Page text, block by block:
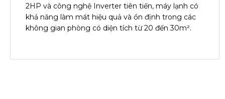
2HP và công nghệ Inverter tiên tiến, máy lạnh có
khả năng làm mát hiệu quả và ổn định trong các
không gian phòng có diện tích từ 20 đến 30m².